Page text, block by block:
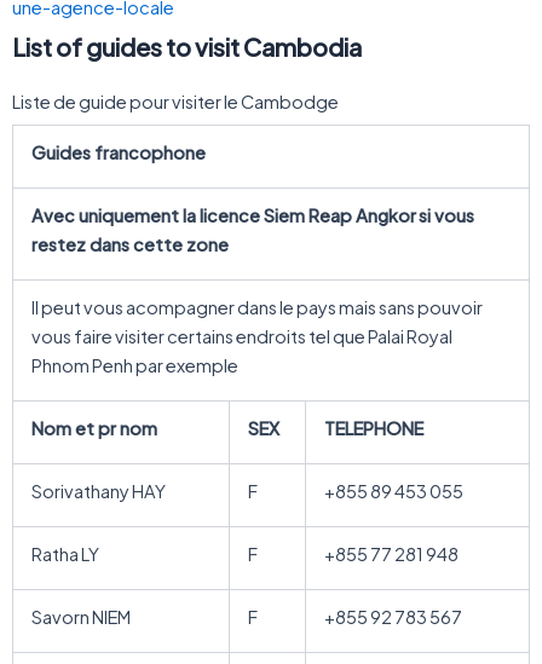
une-agence-locale
List of guides to visit Cambodia
Liste de guide pour visiter le Cambodge
Guides francophone
Avec uniquement lalicence Siem Reap Angkorsi vous
restez dans cette zone
Il peut vous acompagner dans le pays mais sans pouvoir
vous faire visiter certains endroits tel que Palai Royal
Phnom Penh par exemple
Nom et pr nom SEX TELEPHONE
Sorivathany HAY F +855 89 453 055
Ratha LY F +855 77 281 948
Savorn NIEM F +855 92 783 567